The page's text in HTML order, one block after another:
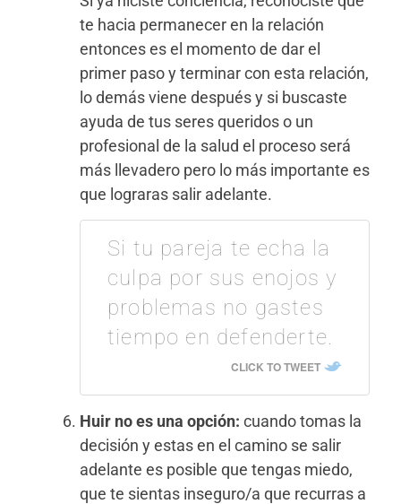
te hacia permanecer en la relación
entonces es el momento de dar el
primer paso y terminar con esta relación,
lo demás viene después y si buscaste
ayuda de tus seres queridos o un
profesional de la salud el proceso será
más llevadero pero lo más importante es
que lograras salir adelante.
Si tu pareja te echa la
culpa por sus enojos y
problemas no gastes
tiempo en defenderte.
CLICK TO TWEET
Huir no es una opción: cuando tomas la
decisión y estas en el camino se salir
adelante es posible que tengas miedo,
que te sientas inseguro/a que recurras a